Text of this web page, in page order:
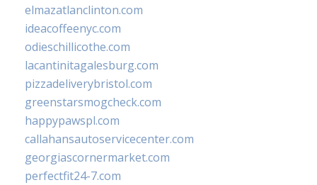
elmazatlanclinton.com
ideacoffeenyc.com
odieschillicothe.com
lacantinitagalesburg.com
pizzadeliverybristol.com
greenstarsmogcheck.com
happypawspl.com
callahansautoservicecenter.com
georgiascornermarket.com
perfectfit24-7.com